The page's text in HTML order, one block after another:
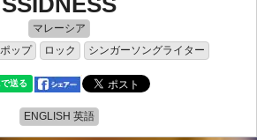
マレーシア
ポップ ロック シンガーソングライター
ENGLISH 英語